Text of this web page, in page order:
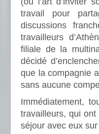
travail pour
discussions
travailleurs
filiale de la
décidé
que la compagnie
sans aucune
Immédiatement,
travailleurs, qui
séjour avec eux